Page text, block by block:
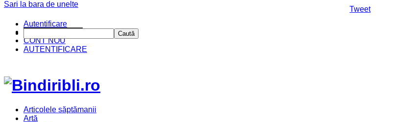
CINE SUNTEM?
CONT NOU
AUTENTIFICARE
Articolele săptămanii
Artă
Sari la bara de unelte
Autentificare
Caută
Tweet